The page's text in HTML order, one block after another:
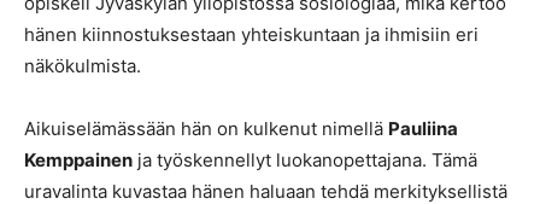
hänen kiinnostuksestaan yhteiskuntaan ja ihmisiin eri
näkökulmista.
Aikuiselämässään hän on kulkenut nimellä Pauliina
Kemppainen ja työskennellyt luokanopettajana. Tämä
uravalinta kuvastaa hänen haluaan tehdä merkityksellistä